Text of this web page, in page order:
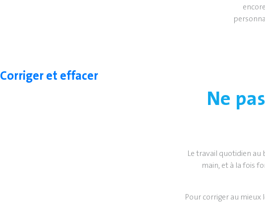
Corriger et effacer
Ne
Le travail quotidien
main, et à la fois
Pour corriger au mieux